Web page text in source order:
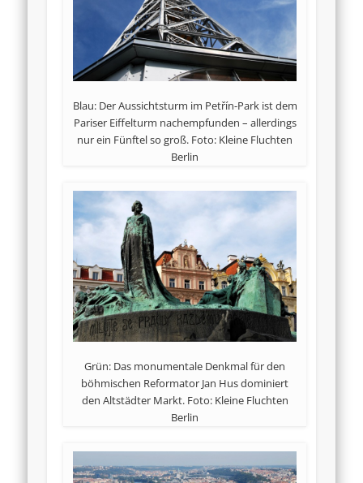
Blau: Der Aussichtsturm im Petřín-Park ist dem
Pariser Eiffelturm nachempfunden – allerdings
nur ein Fünftel so groß. Foto: Kleine Fluchten
Berlin
Grün: Das monumentale Denkmal für den
böhmischen Reformator Jan Hus dominiert
den Altstädter Markt. Foto: Kleine Fluchten
Berlin